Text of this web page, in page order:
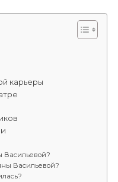
карьеры
Васильевой?
Васильевой?